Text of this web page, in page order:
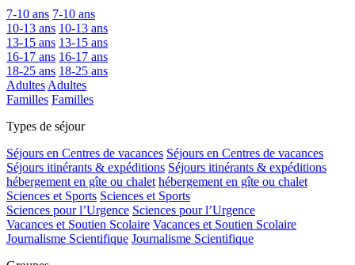
7-10 ans 7-10 ans
10-13 ans 10-13 ans
13-15 ans 13-15 ans
16-17 ans 16-17 ans
18-25 ans 18-25 ans
Adultes Adultes
Familles Familles
Types de séjour
Séjours en Centres de vacances Séjours en Centres de vacances
Séjours itinérants & expéditions Séjours itinérants & expéditions
hébergement en gîte ou chalet hébergement en gîte ou chalet
Sciences et Sports Sciences et Sports
Sciences pour l’Urgence Sciences pour l’Urgence
Vacances et Soutien Scolaire Vacances et Soutien Scolaire
Journalisme Scientifique Journalisme Scientifique